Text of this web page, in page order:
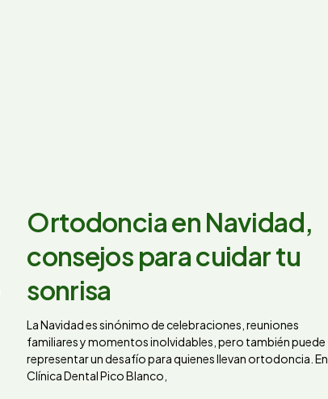
Ortodoncia en Navidad,
consejos para cuidar tu
sonrisa
La Navidad es sinónimo de celebraciones, reuniones
familiares y momentos inolvidables, pero también puede
representar un desafío para quienes llevan ortodoncia. En
Clínica Dental Pico Blanco,